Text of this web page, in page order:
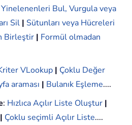
Yinelenenleri Bul, Vurgula veya
Sil | Sütunları veya Hücreleri
Birleştir | Formül olmadan
VLookup | Çoklu Değer
araması | Bulanık Eşleme....
: Hızlıca Açılır Liste Oluştur |
| Çoklu seçimli Açılır Liste....